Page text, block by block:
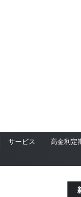
サービス 高金利定